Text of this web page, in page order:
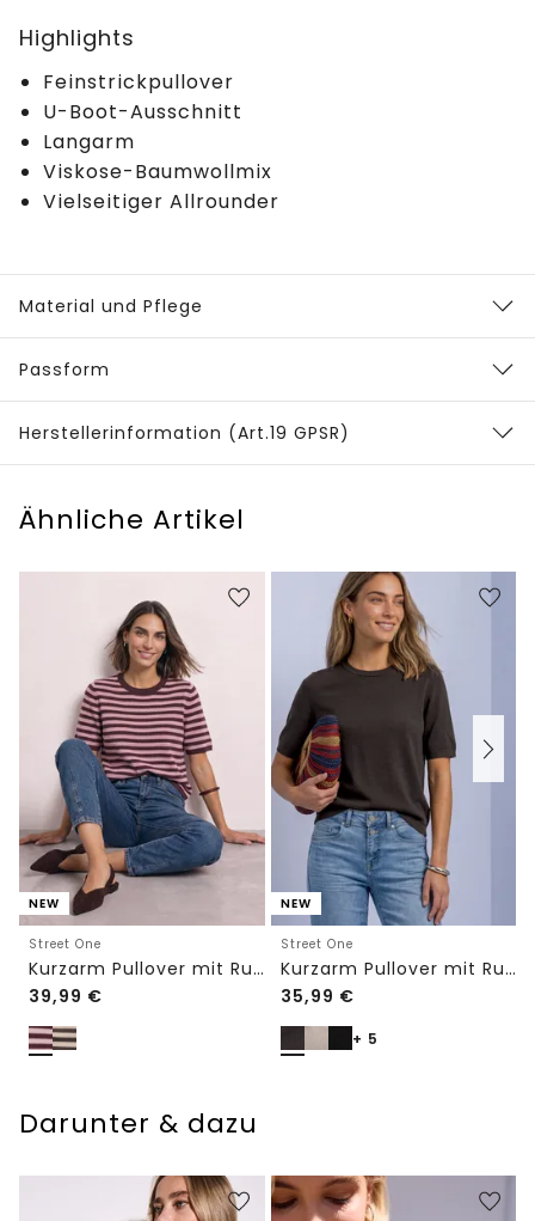
Highlights
Feinstrickpullover
U-Boot-Ausschnitt
Langarm
Viskose-Baumwollmix
Vielseitiger Allrounder
Material und Pflege
Passform
Herstellerinformation (Art.19 GPSR)
Ähnliche Artikel
NEW
Street One
Kurzarm Pullover mit Rundhals und Streifen
39,99 €
NEW
Street One
Kurzarm Pullover mit Rundhals in Unifarbe
35,99 €
+ 5
Darunter & dazu